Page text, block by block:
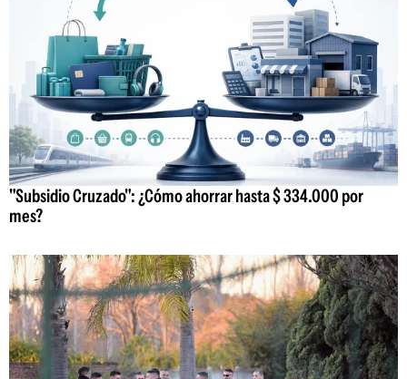
"Subsidio Cruzado": ¿Cómo ahorrar hasta $ 334.000 por
mes?